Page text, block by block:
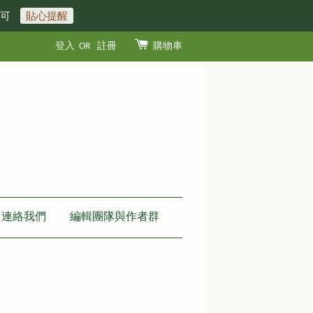
貼心提醒
登入 OR 註冊 購物車
連絡我們 編輯團隊與作者群